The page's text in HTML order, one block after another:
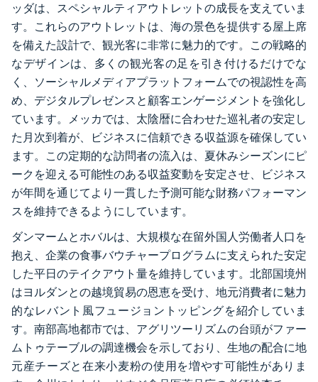
ッダは、スペシャルティアウトレットの成長を支えていま
す。これらのアウトレットは、海の景色を提供する屋上席
を備えた設計で、観光客に非常に魅力的です。この戦略的
なデザインは、多くの観光客の足を引き付けるだけでな
く、ソーシャルメディアプラットフォームでの視認性を高
め、デジタルプレゼンスと顧客エンゲージメントを強化し
ています。メッカでは、太陰暦に合わせた巡礼者の安定し
た月次到着が、ビジネスに信頼できる収益源を確保してい
ます。この定期的な訪問者の流入は、夏休みシーズンにピ
ークを迎える可能性のある収益変動を安定させ、ビジネス
が年間を通じてより一貫した予測可能な財務パフォーマン
スを維持できるようにしています。
ダンマームとホバルは、大規模な在留外国人労働者人口を
抱え、企業の食事バウチャープログラムに支えられた安定
した平日のテイクアウト量を維持しています。北部国境州
はヨルダンとの越境貿易の恩恵を受け、地元消費者に魅力
的なレバント風フュージョントッピングを紹介していま
す。南部高地都市では、アグリツーリズムの台頭がファー
ムトゥテーブルの調達機会を示しており、生地の配合に地
元産チーズと在来小麦粉の使用を増やす可能性がありま